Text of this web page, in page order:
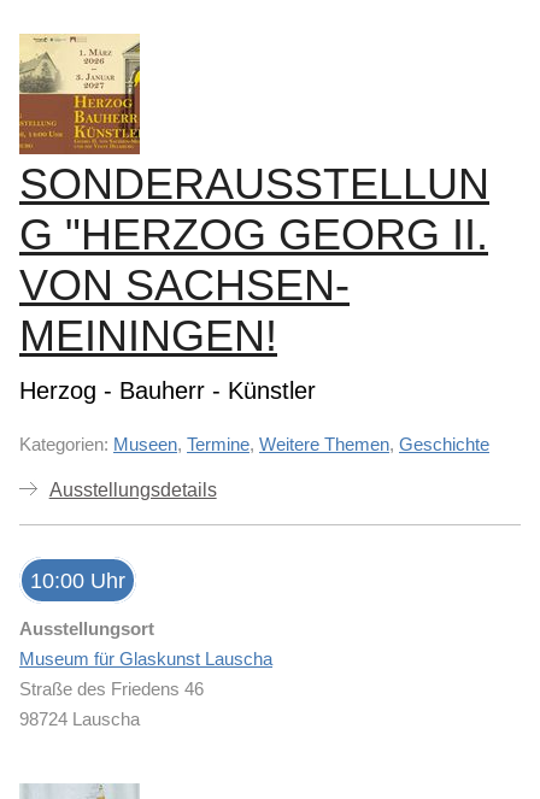
SONDERAUSSTELLUN
G "HERZOG GEORG II.
VON SACHSEN-
MEININGEN!
Herzog - Bauherr - Künstler
Kategorien: Museen, Termine, Weitere Themen, Geschichte
Ausstellungsdetails
10:00 Uhr
Ausstellungsort
Museum für Glaskunst Lauscha
Straße des Friedens 46
98724 Lauscha